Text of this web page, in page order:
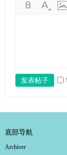
发表帖子
底部导航
Archiver